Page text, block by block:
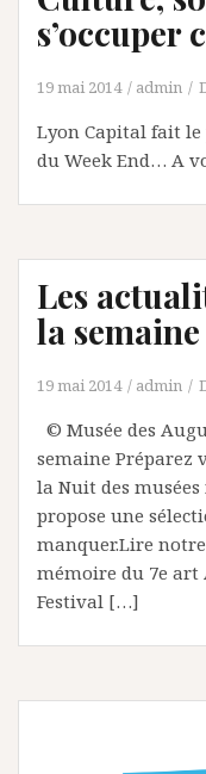
s’occuper
19 mai 2014 admin
Lyon Capital fait
du Week End… A
Les
la
19 mai 2014 admin
© Musée des
semaine Préparez
la Nuit des musées
propose une
manquer.Lire notre
mémoire du 7e art
Festival […]